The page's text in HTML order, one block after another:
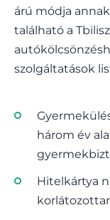
árú módja
található a
szolgáltatások
három év
Hitelkártya